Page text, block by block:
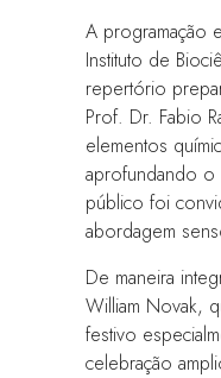
A programação
Instituto de
repertório
Prof. Dr. Fabio
elementos
aprofundando o
público foi
abordagem
De maneira
William Novak,
festivo
celebração